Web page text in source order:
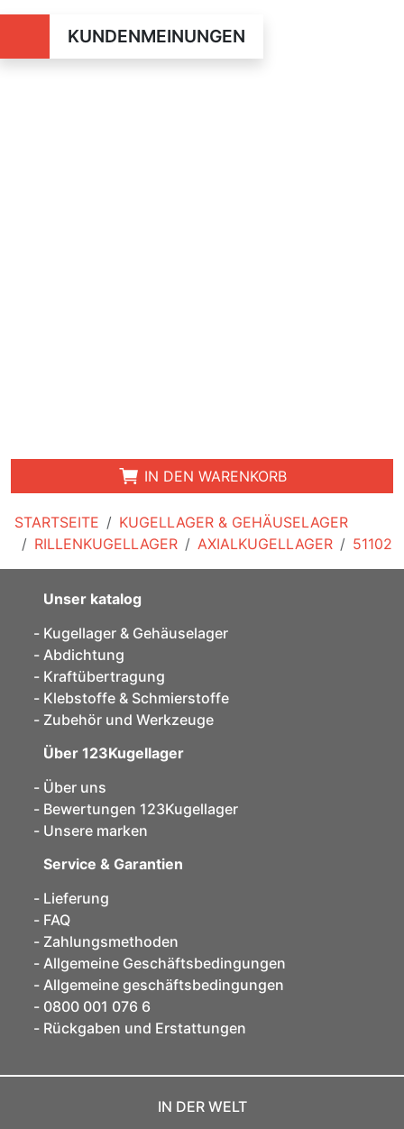
STARTSEITE
KUGELLAGER & GEHÄUSELAGER
RILLENKUGELLAGER
AXIALKUGELLAGER 51102
KUNDENMEINUNGEN
IN DEN WARENKORB
Unser katalog
Kugellager & Gehäuselager
Abdichtung
Kraftübertragung
Klebstoffe & Schmierstoffe
Zubehör und Werkzeuge
Über 123Kugellager
Über uns
Bewertungen 123Kugellager
Unsere marken
Service & Garantien
Lieferung
FAQ
Zahlungsmethoden
Allgemeine Geschäftsbedingungen
Allgemeine geschäftsbedingungen
0800 001 076 6
Rückgaben und Erstattungen
IN DER WELT